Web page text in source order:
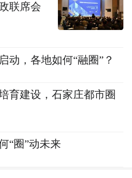
联席会
动，各地如何“融圈”？
育建设，石家庄都市圈
“圈”动未来